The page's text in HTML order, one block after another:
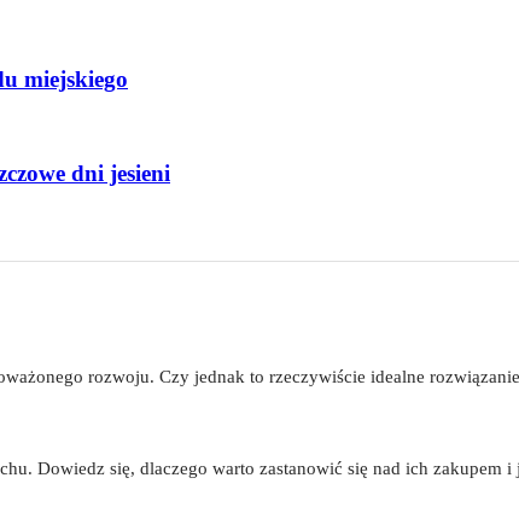
miejskiego
dni jesieni
rozwoju. Czy jednak to rzeczywiście idealne
Dowiedz się, dlaczego warto zastanowić się nad ich